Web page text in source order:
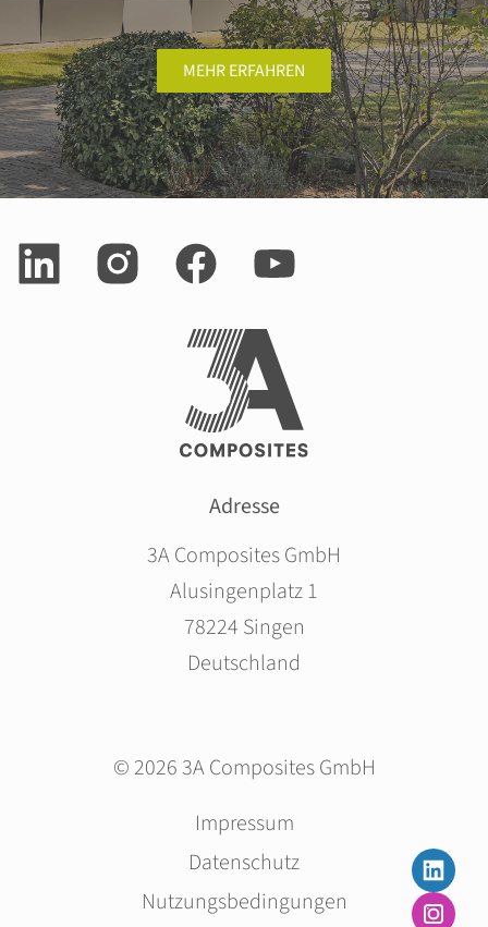
MEHR ERFAHREN
Adresse
3A Composites GmbH
Alusingenplatz 1
78224 Singen
Deutschland
© 2026 3A Composites GmbH
Navigation
überspringen
Impressum
Datenschutz
Nutzungsbedingungen